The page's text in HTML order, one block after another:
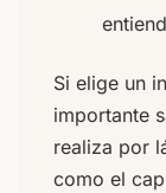
Si elige un
importante
realiza por
como el